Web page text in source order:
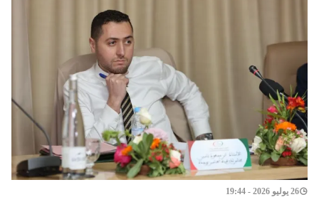
26 يوليو 2026 - 19:44